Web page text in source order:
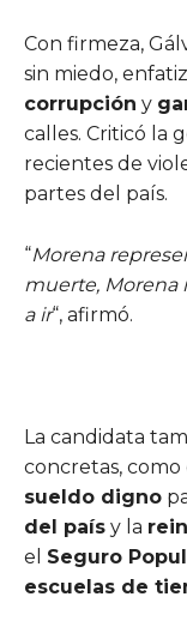
Con firmeza,
sin miedo,
corrupción y
calles. Criticó la
recientes de
partes del país.
“Morena
muerte, Morena
a ir“, afirmó.
La candidata
concretas, como
sueldo digno
del país y la
el Seguro
escuelas de